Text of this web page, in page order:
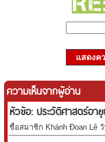
แสดงค
ความเห็นจากผู้อ่าน
หัวข้อ: ประวัติศาสตร์อา
ชื่อสมาชิก Khánh Đoan Lê